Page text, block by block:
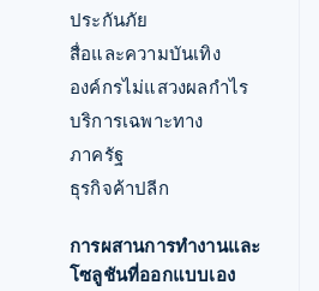
ประกันภัย
สื่อและความบันเทิง
องค์กรไม่แสวงผลกำไร
บริการเฉพาะทาง
ภาครัฐ
ธุรกิจค้าปลีก
การผสานการทำงานและ
โซลูชันที่ออกแบบเอง